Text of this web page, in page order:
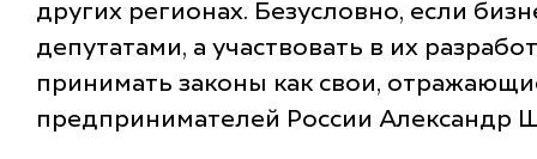
других регионах. Безусловно, если
депутатами, а участвовать в их
принимать законы как свои,
предпринимателей России Александр